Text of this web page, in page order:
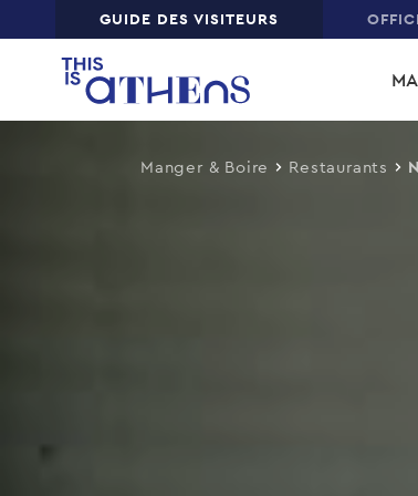
content
Top GUIDE DES VISITEURS
Manger & Boire Restaurants